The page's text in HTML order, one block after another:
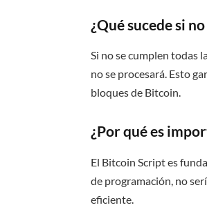
¿Qué sucede si
Si no se cumplen todas
no se procesará. Esto
bloques de Bitcoin.
¿Por qué es
El Bitcoin Script es
de programación, no
eficiente.